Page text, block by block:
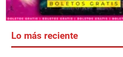
Lo más reciente